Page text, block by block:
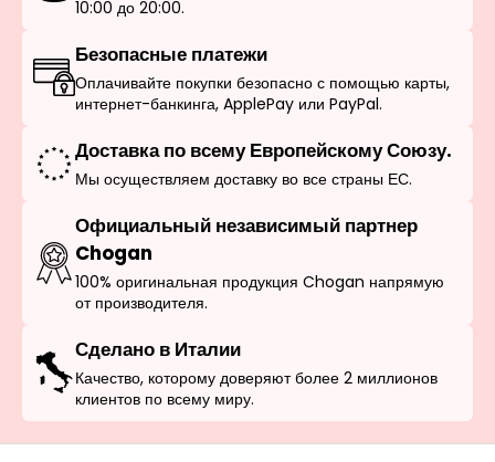
10:00 до 20:00.
Безопасные платежи
Оплачивайте покупки безопасно с помощью карты,
интернет-банкинга, ApplePay или PayPal.
Доставка по всему Европейскому Союзу.
Мы осуществляем доставку во все страны ЕС.
Официальный независимый партнер
Chogan
100% оригинальная продукция Chogan напрямую
от производителя.
Сделано в Италии
Качество, которому доверяют более 2 миллионов
клиентов по всему миру.